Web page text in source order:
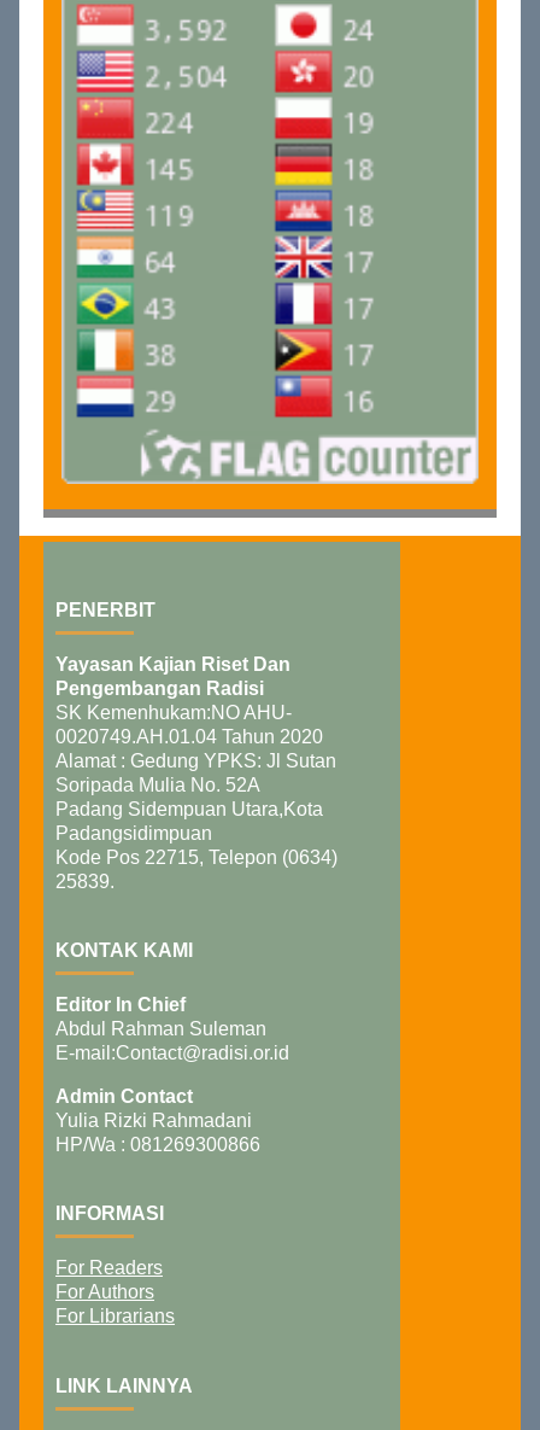
PENERBIT
Yayasan Kajian Riset Dan
Pengembangan Radisi
SK Kemenhukam:NO AHU-
0020749.AH.01.04 Tahun 2020
Alamat : Gedung YPKS: Jl Sutan
Soripada Mulia No. 52A
Padang Sidempuan Utara,Kota
Padangsidimpuan
Kode Pos 22715, Telepon (0634)
25839.
KONTAK KAMI
Editor In Chief
Abdul Rahman Suleman
E-mail:Contact@radisi.or.id
Admin Contact
Yulia Rizki Rahmadani
HP/Wa : 081269300866
INFORMASI
For Readers
For Authors
For Librarians
LINK LAINNYA